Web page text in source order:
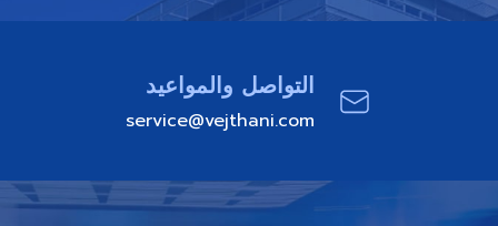
التواصل والمواعيد
service@vejthani.com